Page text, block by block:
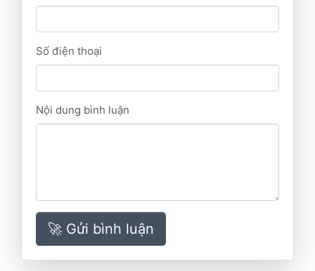
Số điện thoại
Nội dung bình luận
🚀 Gửi bình luận